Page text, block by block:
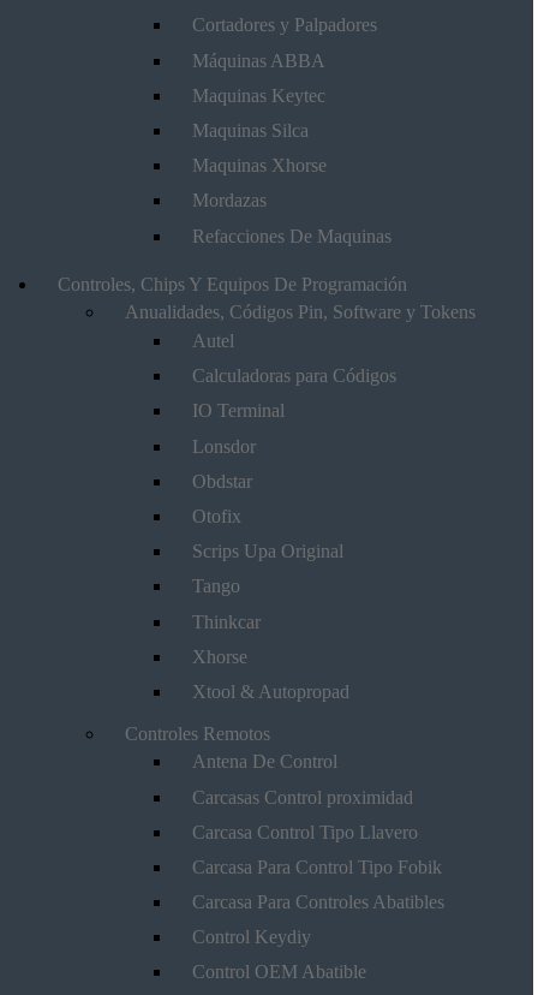
Cortadores y Palpadores
Máquinas ABBA
Maquinas Keytec
Maquinas Silca
Maquinas Xhorse
Mordazas
Refacciones De Maquinas
Controles, Chips Y Equipos De Programación
Anualidades, Códigos Pin, Software y Tokens
Autel
Calculadoras para Códigos
IO Terminal
Lonsdor
Obdstar
Otofix
Scrips Upa Original
Tango
Thinkcar
Xhorse
Xtool & Autopropad
Controles Remotos
Antena De Control
Carcasas Control proximidad
Carcasa Control Tipo Llavero
Carcasa Para Control Tipo Fobik
Carcasa Para Controles Abatibles
Control Keydiy
Control OEM Abatible